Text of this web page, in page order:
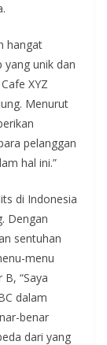
hangat
yang unik dan
XYZ
Menurut
pelanggan
hal ini.”
di Indonesia
Dengan
sentuhan
menu
“Saya
dalam
benar
dari yang